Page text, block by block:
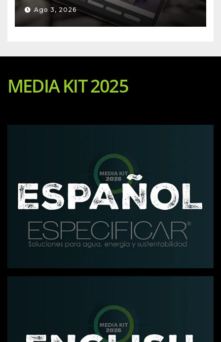
Ago 3, 2026
MEDIA KIT 2025